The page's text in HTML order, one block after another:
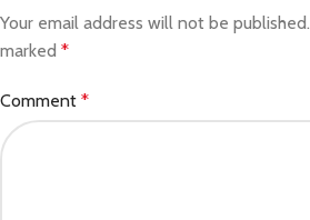
Your email address will not be published.
marked *
Comment *